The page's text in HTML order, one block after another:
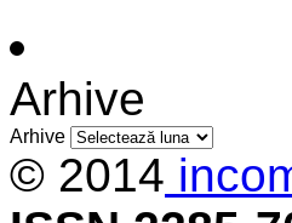
Arhive
Arhive
© 2014